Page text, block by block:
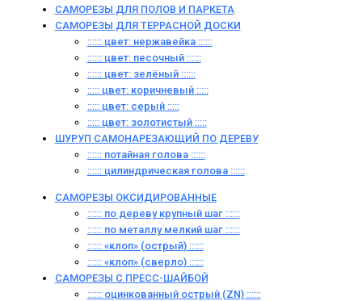
САМОРЕЗЫ ДЛЯ ПОЛОВ И ПАРКЕТА
САМОРЕЗЫ ДЛЯ ТЕРРАСНОЙ ДОСКИ
:::::: цвет: нержавейка ::::::
:::::: цвет: песочный ::::::
:::::: цвет: зелёный ::::::
::::: цвет: коричневый :::::
::::: цвет: серый :::::
::::: цвет: золотистый :::::
ШУРУП САМОНАРЕЗАЮЩИЙ ПО ДЕРЕВУ
:::::: потайная голова ::::::
:::::: цилиндрическая голова ::::::
САМОРЕЗЫ ОКСИДИРОВАННЫЕ
:::::: по дереву крупный шаг ::::::
:::::: по металлу мелкий шаг ::::::
:::::: «клоп» (острый) ::::::
:::::: «клоп» (сверло) ::::::
САМОРЕЗЫ С ПРЕСС-ШАЙБОЙ
:::::: оцинкованный острый (ZN) ::::::